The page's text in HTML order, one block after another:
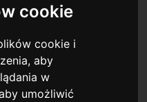
cookie
cookie i
aby
w
umożliwić